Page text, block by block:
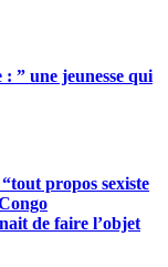
: ” une jeunesse qui
propos sexiste
de faire l’objet